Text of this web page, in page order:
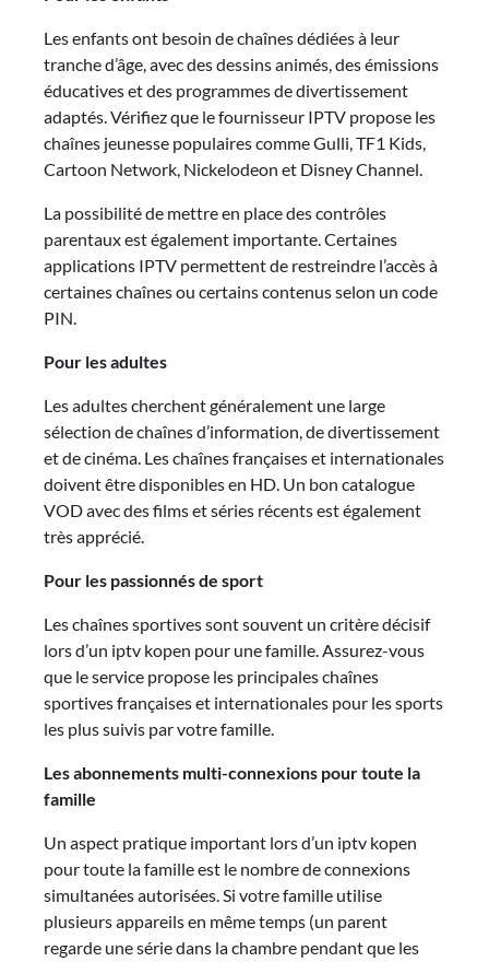
Les enfants ont besoin de chaînes dédiées à leur
tranche d’âge, avec des dessins animés, des émissions
éducatives et des programmes de divertissement
adaptés. Vérifiez que le fournisseur IPTV propose les
chaînes jeunesse populaires comme Gulli, TF1 Kids,
Cartoon Network, Nickelodeon et Disney Channel.
La possibilité de mettre en place des contrôles
parentaux est également importante. Certaines
applications IPTV permettent de restreindre l’accès à
certaines chaînes ou certains contenus selon un code
PIN.
Pour les adultes
Les adultes cherchent généralement une large
sélection de chaînes d’information, de divertissement
et de cinéma. Les chaînes françaises et internationales
doivent être disponibles en HD. Un bon catalogue
VOD avec des films et séries récents est également
très apprécié.
Pour les passionnés de sport
Les chaînes sportives sont souvent un critère décisif
lors d’un iptv kopen pour une famille. Assurez-vous
que le service propose les principales chaînes
sportives françaises et internationales pour les sports
les plus suivis par votre famille.
Les abonnements multi-connexions pour toute la
famille
Un aspect pratique important lors d’un iptv kopen
pour toute la famille est le nombre de connexions
simultanées autorisées. Si votre famille utilise
plusieurs appareils en même temps (un parent
regarde une série dans la chambre pendant que les